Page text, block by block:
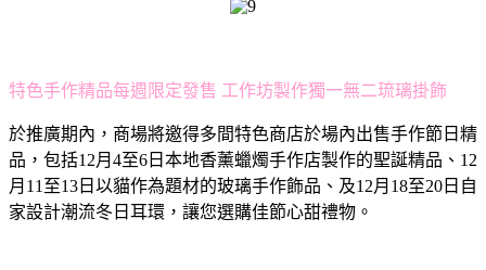
特色手作精品每週限定發售 工作坊製作獨一無二琉璃掛飾
於推廣期內，商場將邀得多間特色商店於場內出售手作節日精
品，包括12月4至6日本地香薰蠟燭手作店製作的聖誕精品、12
月11至13日以貓作為題材的玻璃手作飾品、及12月18至20日自
家設計潮流冬日耳環，讓您選購佳節心甜禮物。